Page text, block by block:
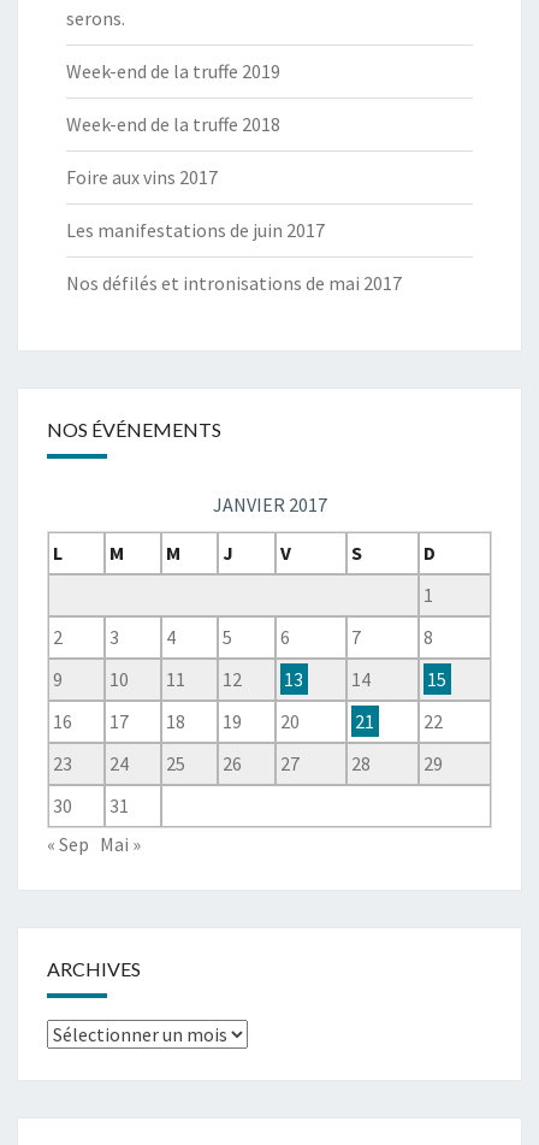
serons.
Week-end de la truffe 2019
Week-end de la truffe 2018
Foire aux vins 2017
Les manifestations de juin 2017
Nos défilés et intronisations de mai 2017
NOS ÉVÉNEMENTS
JANVIER 2017
L
M M J V S
D
1
2
3 4 5 6 7
8
9
10 11 12 13 14
15
16
17 18 19 20 21
22
23
24 25 26 27 28
29
30
31
« Sep Mai »
ARCHIVES
Archives